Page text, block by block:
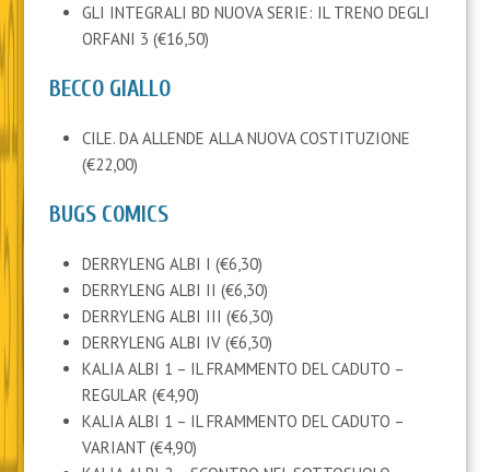
GLI INTEGRALI BD NUOVA SERIE: IL TRENO DEGLI
ORFANI 3 (€16,50)
BECCO GIALLO
CILE. DA ALLENDE ALLA NUOVA COSTITUZIONE
(€22,00)
BUGS COMICS
DERRYLENG ALBI I (€6,30)
DERRYLENG ALBI II (€6,30)
DERRYLENG ALBI III (€6,30)
DERRYLENG ALBI IV (€6,30)
KALIA ALBI 1 – IL FRAMMENTO DEL CADUTO –
REGULAR (€4,90)
KALIA ALBI 1 – IL FRAMMENTO DEL CADUTO –
VARIANT (€4,90)